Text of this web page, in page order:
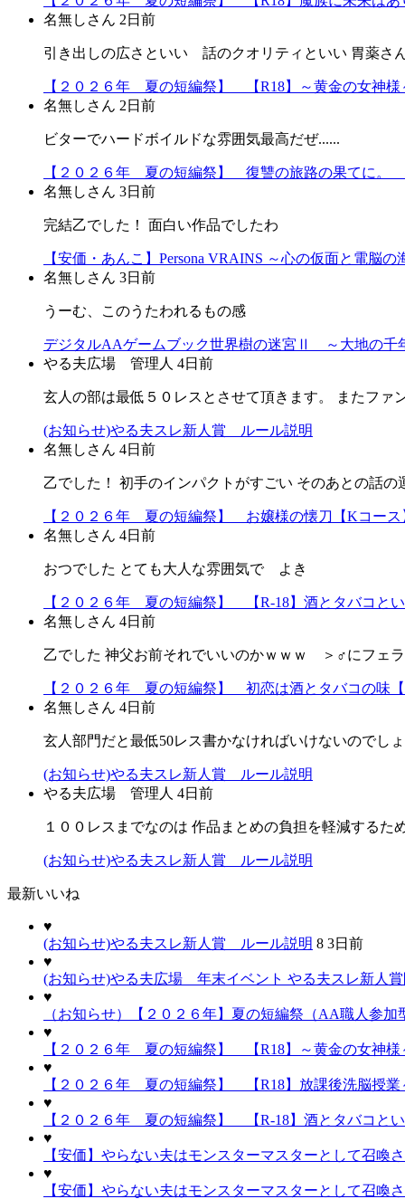
名無しさん 2日前
引き出しの広さといい 話のクオリティといい 胃薬さ
【２０２６年 夏の短編祭】 【R18】～黄金の女神
名無しさん 2日前
ビターでハードボイルドな雰囲気最高だぜ......
【２０２６年 夏の短編祭】 復讐の旅路の果てに。
名無しさん 3日前
完結乙でした！ 面白い作品でしたわ
【安価・あんこ】Persona VRAINS ～心の仮面と電脳
名無しさん 3日前
うーむ、このうたわれるもの感
デジタルAAゲームブック世界樹の迷宮Ⅱ ～大地の
やる夫広場 管理人 4日前
玄人の部は最低５０レスとさせて頂きます。 またファ
(お知らせ)やる夫スレ新人賞 ルール説明
名無しさん 4日前
乙でした！ 初手のインパクトがすごい そのあとの話
【２０２６年 夏の短編祭】 お嬢様の懐刀【Kコース
名無しさん 4日前
おつでした とても大人な雰囲気で よき
【２０２６年 夏の短編祭】 【R-18】酒とタバコと
名無しさん 4日前
乙でした 神父お前それでいいのかｗｗｗ ＞♂にフェ
【２０２６年 夏の短編祭】 初恋は酒とタバコの味
名無しさん 4日前
玄人部門だと最低50レス書かなければいけないのでし
(お知らせ)やる夫スレ新人賞 ルール説明
やる夫広場 管理人 4日前
１００レスまでなのは 作品まとめの負担を軽減するた
(お知らせ)やる夫スレ新人賞 ルール説明
最新いいね
♥
(お知らせ)やる夫スレ新人賞 ルール説明 8 3日前
♥
(お知らせ)やる夫広場 年末イベント やる夫スレ新人
♥
（お知らせ）【２０２６年】夏の短編祭（AA職人参加
♥
【２０２６年 夏の短編祭】 【R18】～黄金の女神
♥
【２０２６年 夏の短編祭】 【R18】放課後洗脳授
♥
【２０２６年 夏の短編祭】 【R-18】酒とタバコと
♥
【安価】やらない夫はモンスターマスターとして召
♥
【安価】やらない夫はモンスターマスターとして召